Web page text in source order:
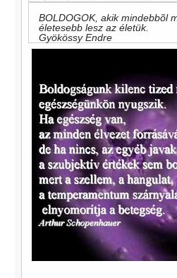
BOLDOGOK, akik mindebbõl
életesebb lesz az életük.
Gyökössy Endre